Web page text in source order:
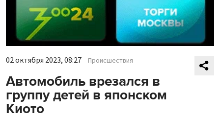
02 октября 2023, 08:27 Происшествия
Автомобиль врезался в
группу детей в японском
Киото